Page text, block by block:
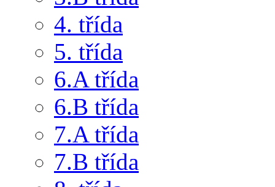
4. třída
5. třída
6.A třída
6.B třída
7.A třída
7.B třída